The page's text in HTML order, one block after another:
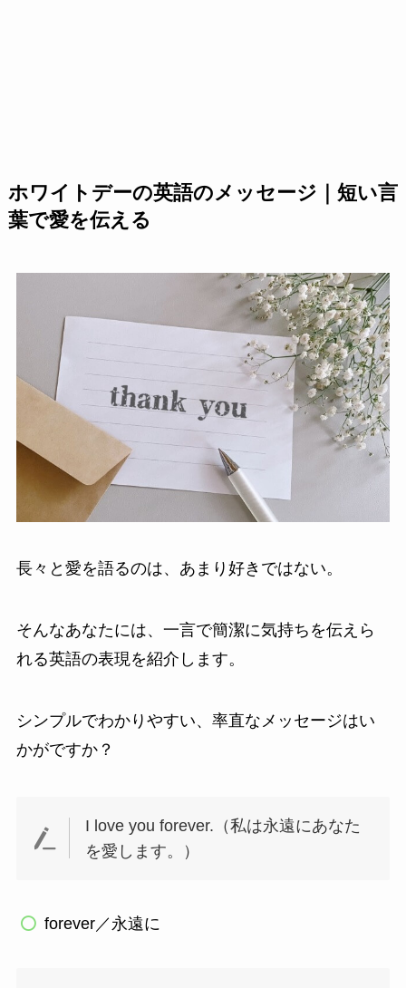
ホワイトデーの英語のメッセージ｜短い言
葉で愛を伝える
長々と愛を語るのは、あまり好きではない。
そんなあなたには、一言で簡潔に気持ちを伝えら
れる英語の表現を紹介します。
シンプルでわかりやすい、率直なメッセージはい
かがですか？
I love you forever.（私は永遠にあなた
を愛します。）
forever／永遠に